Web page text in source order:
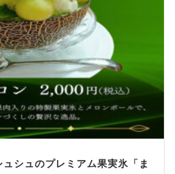
ュシュのプレミアム果実氷「ま